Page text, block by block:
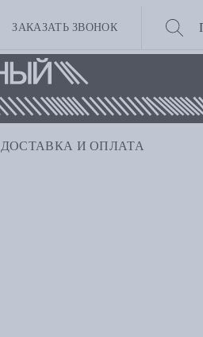
ЗАКАЗАТЬ ЗВОНОК
ДОСТАВКА И ОПЛАТА